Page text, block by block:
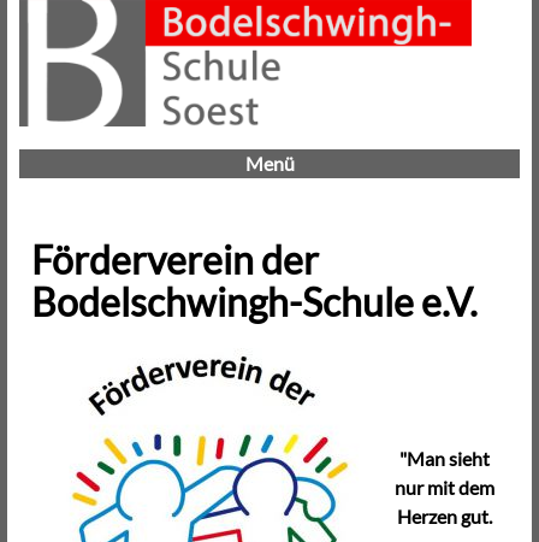
Menü
Förderverein der
Bodelschwingh-Schule e.V.
"Man sieht
nur mit dem
Herzen gut.